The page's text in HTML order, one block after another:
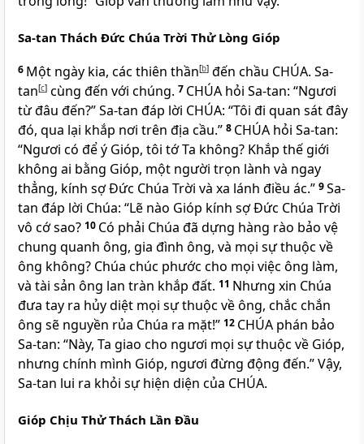
Sa-tan Thách Đức Chúa Trời Thử Lòng Gióp
6 Một ngày kia, các thiên thần[b] đến chầu CHÚA. Sa-
tan[c] cùng đến với chúng. 7 CHÚA hỏi Sa-tan: “Ngươi
từ đâu đến?” Sa-tan đáp lời CHÚA: “Tôi đi quan sát đây
đó, qua lại khắp nơi trên địa cầu.” 8 CHÚA hỏi Sa-tan:
“Ngươi có để ý Gióp, tôi tớ Ta không? Khắp thế giới
không ai bằng Gióp, một người trọn lành và ngay
thẳng, kính sợ Đức Chúa Trời và xa lánh điều ác.” 9Sa-
tan đáp lời Chúa: “Lẽ nào Gióp kính sợ Đức Chúa Trời
vô cớ sao? 10 Có phải Chúa đã dựng hàng rào bảo vệ
chung quanh ông, gia đình ông, và mọi sự thuộc về
ông không? Chúa chúc phước cho mọi việc ông làm,
và tài sản ông lan tràn khắp đất. 11 Nhưng xin Chúa
đưa tay ra hủy diệt mọi sự thuộc về ông, chắc chắn
ông sẽ nguyền rủa Chúa ra mặt!” 12 CHÚA phán bảo
Sa-tan: “Này, Ta giao cho ngươi mọi sự thuộc về Gióp,
nhưng chính mình Gióp, ngươi đừng động đến.” Vậy,
Sa-tan lui ra khỏi sự hiện diện của CHÚA.
Gióp Chịu Thử Thách Lần Đầu